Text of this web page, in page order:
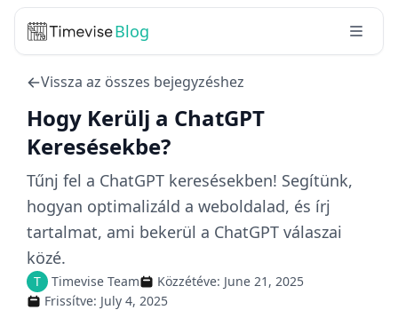
Blog
Vissza az összes bejegyzéshez
Hogy Kerülj a ChatGPT
Keresésekbe?
Tűnj fel a ChatGPT keresésekben! Segítünk,
hogyan optimalizáld a weboldalad, és írj
tartalmat, ami bekerül a ChatGPT válaszai
közé.
T Timevise Team Közzétéve: June 21, 2025
Frissítve: July 4, 2025